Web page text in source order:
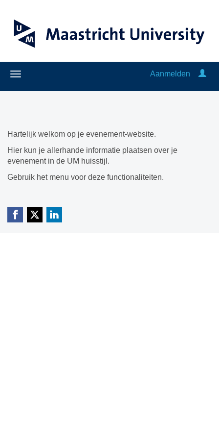
Aanmelden
Hartelijk welkom op je evenement-website.
Hier kun je allerhande informatie plaatsen over je
evenement in de UM huisstijl.
Gebruik het menu voor deze functionaliteiten.